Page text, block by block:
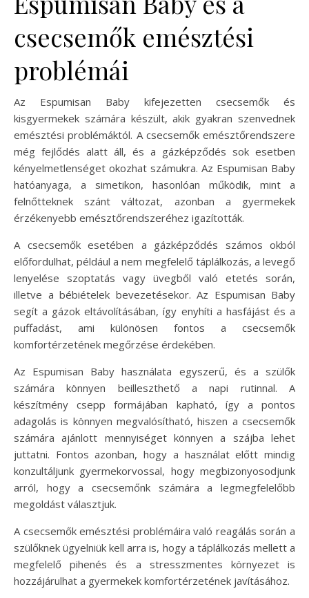
csecsemők emésztési
problémái
Az Espumisan Baby kifejezetten csecsemők és
kisgyermekek számára készült, akik gyakran szenvednek
emésztési problémáktól. A csecsemők emésztőrendszere
még fejlődés alatt áll, és a gázképződés sok esetben
kényelmetlenséget okozhat számukra. Az Espumisan Baby
hatóanyaga, a simetikon, hasonlóan működik, mint a
felnőtteknek szánt változat, azonban a gyermekek
érzékenyebb emésztőrendszeréhez igazították.
A csecsemők esetében a gázképződés számos okból
előfordulhat, például a nem megfelelő táplálkozás, a levegő
lenyelése szoptatás vagy üvegből való etetés során,
illetve a bébiételek bevezetésekor. Az Espumisan Baby
segít a gázok eltávolításában, így enyhíti a hasfájást és a
puffadást, ami különösen fontos a csecsemők
komfortérzetének megőrzése érdekében.
Az Espumisan Baby használata egyszerű, és a szülők
számára könnyen beilleszthető a napi rutinnal. A
készítmény csepp formájában kapható, így a pontos
adagolás is könnyen megvalósítható, hiszen a csecsemők
számára ajánlott mennyiséget könnyen a szájba lehet
juttatni. Fontos azonban, hogy a használat előtt mindig
konzultáljunk gyermekorvossal, hogy megbizonyosodjunk
arról, hogy a csecsemőnk számára a legmegfelelőbb
megoldást választjuk.
A csecsemők emésztési problémáira való reagálás során a
szülőknek ügyelniük kell arra is, hogy a táplálkozás mellett a
megfelelő pihenés és a stresszmentes környezet is
hozzájárulhat a gyermekek komfortérzetének javításához.